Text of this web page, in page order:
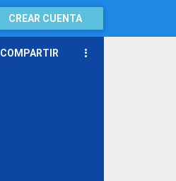
CREAR CUENTA
COMPARTIR